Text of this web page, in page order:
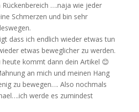
….naja wie jeder
Schmerzen und bin sehr
dass ich endlich wieder etwas tun
etwas beweglicher zu werden.
heute kommt dann dein Artikel 😊
an mich und meinen Hang
zu bewegen…. Also nochmals
werde es zumindest